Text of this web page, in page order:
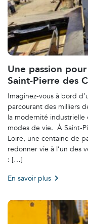
Une passion
Saint-Pierre des
Imaginez-vous à bord
parcourant des milliers
la modernité
modes de vie. À Saint-
Loire, une centaine de
redonner vie à l’un des
: […]
En savoir plus